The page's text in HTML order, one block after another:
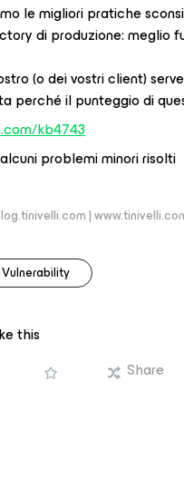
le migliori pratiche
di produzione: meglio
(o dei vostri client)
perché il punteggio di
kb4743
problemi minori risolti
|
Vulnerability
this
Share